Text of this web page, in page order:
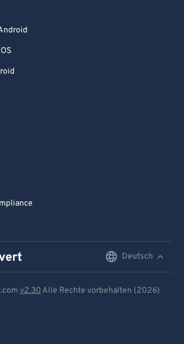
Deutsch
v2.30 Alle Rechte vorbehalten (2026)